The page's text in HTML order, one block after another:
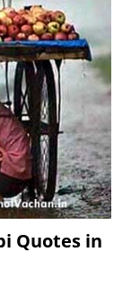
Quotes in